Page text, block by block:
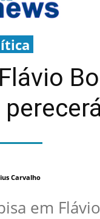
Carvalho
em